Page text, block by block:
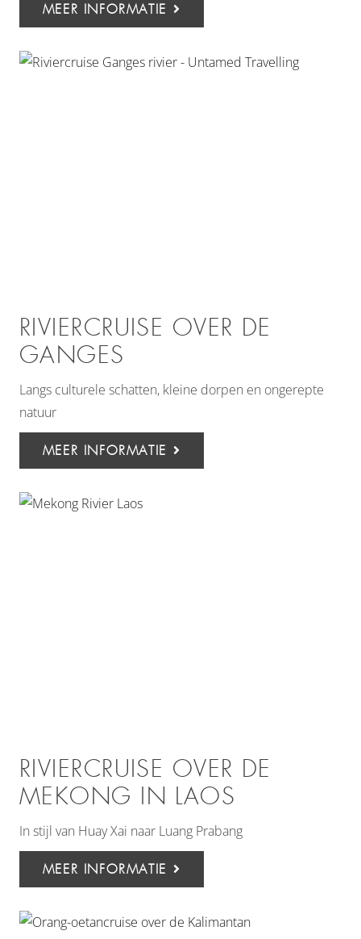
MEER INFORMATIE
RIVIERCRUISE OVER DE
GANGES
Langs culturele schatten, kleine dorpen en ongerepte
natuur
MEER INFORMATIE
RIVIERCRUISE OVER DE
MEKONG IN LAOS
In stijl van Huay Xai naar Luang Prabang
MEER INFORMATIE